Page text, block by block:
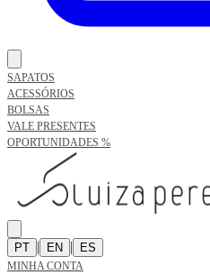
SAPATOS
ACESSÓRIOS
BOLSAS
VALE PRESENTES
OPORTUNIDADES %
PT | EN | ES
MINHA CONTA